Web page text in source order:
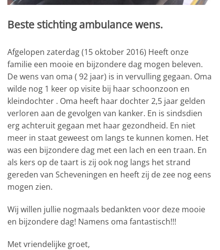
Beste stichting ambulance wens.
Afgelopen zaterdag (15 oktober 2016) Heeft onze
familie een mooie en bijzondere dag mogen beleven.
De wens van oma ( 92 jaar) is in vervulling gegaan. Oma
wilde nog 1 keer op visite bij haar schoonzoon en
kleindochter . Oma heeft haar dochter 2,5 jaar gelden
verloren aan de gevolgen van kanker. En is sindsdien
erg achteruit gegaan met haar gezondheid. En niet
meer in staat geweest om langs te kunnen komen. Het
was een bijzondere dag met een lach en een traan. En
als kers op de taart is zij ook nog langs het strand
gereden van Scheveningen en heeft zij de zee nog eens
mogen zien.
Wij willen jullie nogmaals bedankten voor deze mooie
en bijzondere dag! Namens oma fantastisch!!!
Met vriendelijke groet,